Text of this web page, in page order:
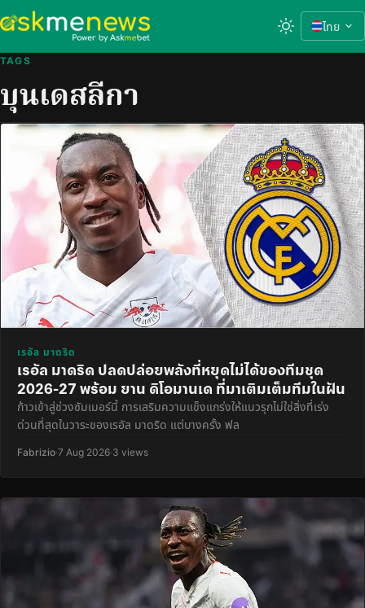
ไทย
TAGS
บุนเดสลีกา
เรอัล มาดริด
เรอัล มาดริด ปลดปล่อยพลังที่หยุดไม่ได้ของทีมชุด
2026-27 พร้อม ยาน ดิโอมานเด ที่มาเติมเต็มทีมในฝัน
ก้าวเข้าสู่ช่วงซัมเมอร์นี้ การเสริมความแข็งแกร่งให้แนวรุกไม่ใช่สิ่งที่เร่ง
ด่วนที่สุดในวาระของเรอัล มาดริด แต่บางครั้ง ฟล
Fabrizio·7 Aug 2026·3 views